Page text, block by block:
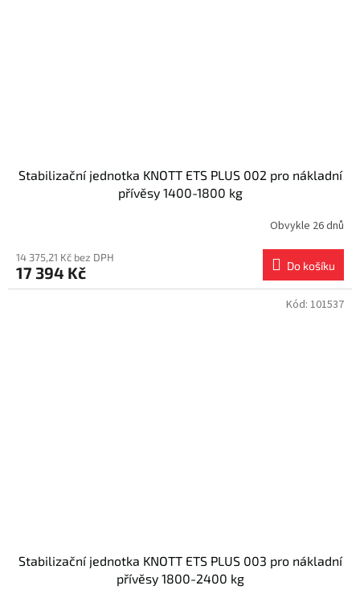
Stabilizační jednotka KNOTT ETS PLUS 002 pro nákladní
přívěsy 1400-1800 kg
Obvykle 26 dnů
14 375,21 Kč bez DPH
17 394 Kč Do košíku
Stabilizační jednotka KNOTT ETS PLUS 003 pro nákladní
přívěsy 1800-2400 kg
Kód: 101537